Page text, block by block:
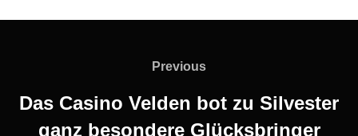
Previous
Previous
Das Casino Velden bot zu Silvester
ganz besondere Glücksbringer